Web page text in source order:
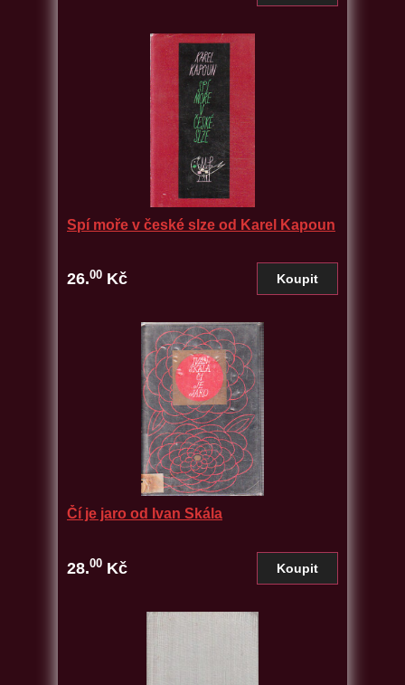
Spí moře v české slze od Karel Kapoun
26.00 Kč
Čí je jaro od Ivan Skála
28.00 Kč